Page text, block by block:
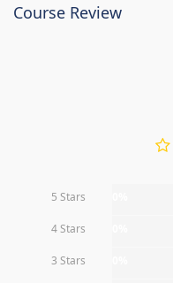
Course Review
5 Stars
4 Stars
3 Stars